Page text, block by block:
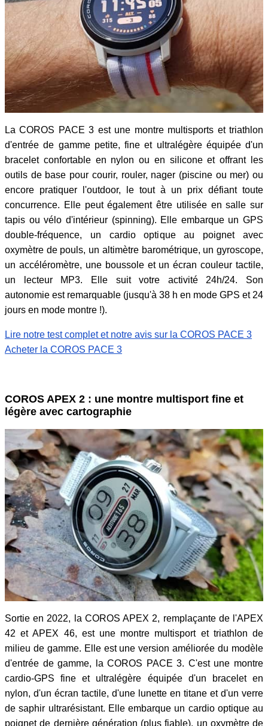
La COROS PACE 3 est une montre multisports et triathlon
d'entrée de gamme petite, fine et ultralégère équipée d'un
bracelet confortable en nylon ou en silicone et offrant les
outils de base pour courir, rouler, nager (piscine ou mer) ou
encore pratiquer l'outdoor, le tout à un prix défiant toute
concurrence. Elle peut également être utilisée en salle sur
tapis ou vélo d'intérieur (spinning). Elle embarque un GPS
double-fréquence, un cardio optique au poignet avec
oxymètre de pouls, un altimètre barométrique, un gyroscope,
un accéléromètre, une boussole et un écran couleur tactile,
un lecteur MP3. Elle suit votre activité 24h/24. Son
autonomie est remarquable (jusqu'à 38 h en mode GPS et 24
jours en mode montre !).
Lire notre test complet et notre avis sur la COROS PACE 3
Acheter la COROS PACE 3
COROS APEX 2 : une montre multisport fine et
légère avec cartographie
Sortie en 2022, la COROS APEX 2, remplaçante de l'APEX
42 et APEX 46, est une montre multisport et triathlon de
milieu de gamme. Elle est une version améliorée du modèle
d'entrée de gamme, la COROS PACE 3. C'est une montre
cardio-GPS fine et ultralégère équipée d'un bracelet en
nylon, d'un écran tactile, d'une lunette en titane et d'un verre
de saphir ultrarésistant. Elle embarque un cardio optique au
poignet de dernière génération (plus fiable), un oxymètre de